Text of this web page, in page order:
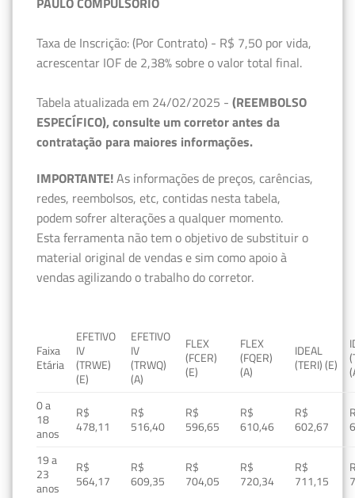
Taxa de Inscrição: (Por Contrato) - R$ 7,50 por vida,
acrescentar IOF de 2,38% sobre o valor total final.
Tabela atualizada em 24/02/2025 - (REEMBOLSO
ESPECÍFICO), consulte um corretor antes da
contratação para maiores informações.
IMPORTANTE!As informações de preços, carências,
redes, reembolsos, etc, contidas nesta tabela,
podem sofrer alterações a qualquer momento.
Esta ferramenta não tem o objetivo de substituir o
material original de vendas e sim como apoio à
vendas agilizando o trabalho do corretor.
Faixa
Etária
EFETIVO
IV
(TRWE)
(E)
EFETIVO
IV
(TRWQ)
(A)
FLEX
(FCER)
(E)
FLEX
(FQER)
(A)
IDEAL
(TERI) (E)
0 a
18
anos
R$
478,11
R$
516,40
R$
596,65
R$
610,46
R$
602,67
19 a
23
anos
R$
564,17
R$
609,35
R$
704,05
R$
720,34
R$
711,15